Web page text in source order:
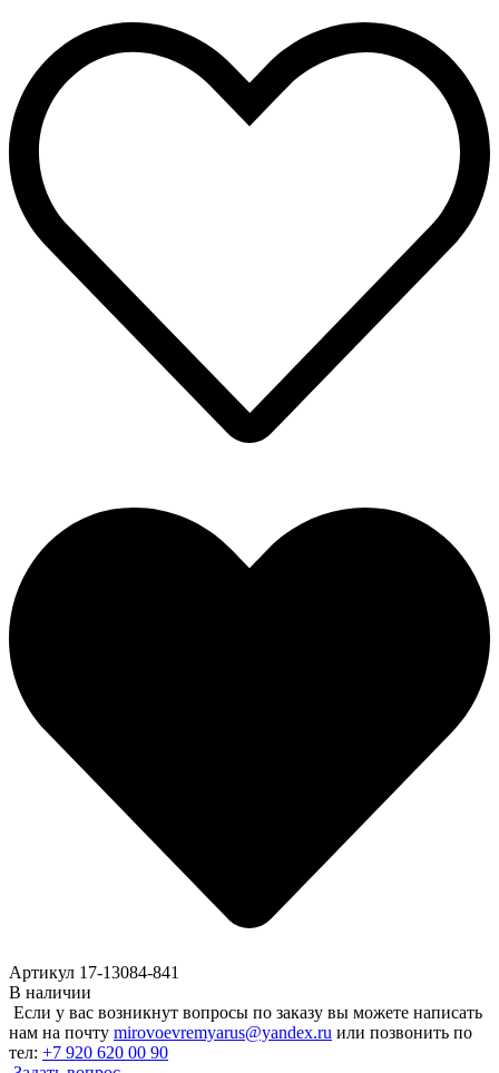
Артикул 17-13084-841
В наличии
Если у вас возникнут вопросы по заказу вы можете написать
нам на почту mirovoevremyarus@yandex.ru или позвонить по
тел: +7 920 620 00 90